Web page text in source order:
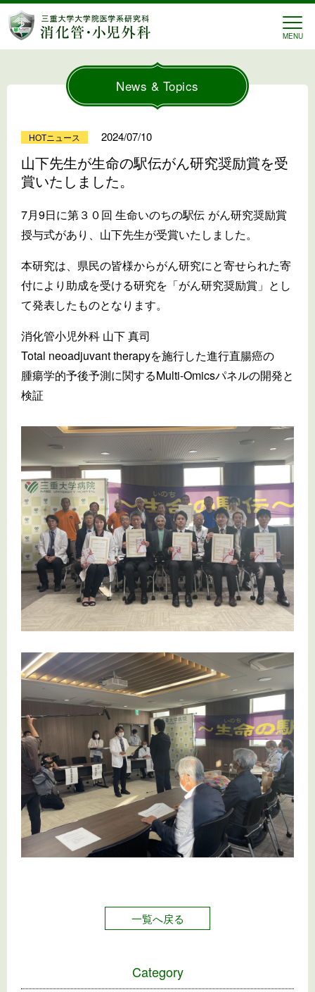
三重大学 消化管・小児外
MENU
News & Topics
HOTニュース 2024/07/10
山下先生が生命の駅伝がん研究奨励賞を受
賞いたしました。
7月9日に第３０回 生命いのちの駅伝 がん研究奨励賞
授与式があり、山下先生が受賞いたしました。
本研究は、県民の皆様からがん研究にと寄せられた寄
付により助成を受ける研究を「がん研究奨励賞」とし
て発表したものとなります。
消化管小児外科 山下 真司
Total neoadjuvant therapyを施行した進行直腸癌の
腫瘍学的予後予測に関するMulti-Omicsパネルの開発と
検証
一覧へ戻る
Category